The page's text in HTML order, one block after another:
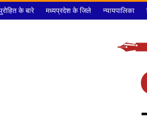
के बारे मध्यप्रदेश के जिले न्यायपालिका